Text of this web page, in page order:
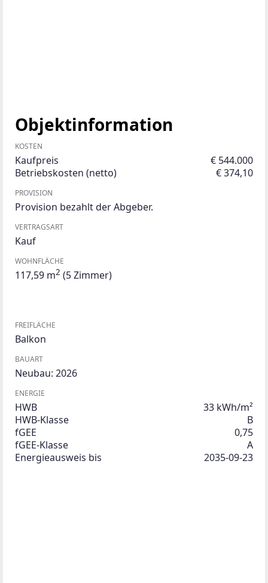
Objektinformation
KOSTEN
Kaufpreis
€ 544.000
Betriebskosten (netto)
€ 374,10
PROVISION
Provision bezahlt der Abgeber.
VERTRAGSART
Kauf
WOHNFLÄCHE
117,59 m2 (5 Zimmer)
FREIFLÄCHE
Balkon
BAUART
Neubau: 2026
ENERGIE
HWB
33 kWh/m²
HWB-Klasse
B
fGEE
0,75
fGEE-Klasse
A
Energieausweis bis
2035-09-23